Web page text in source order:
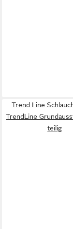
Trend Line
TrendLine
teilig